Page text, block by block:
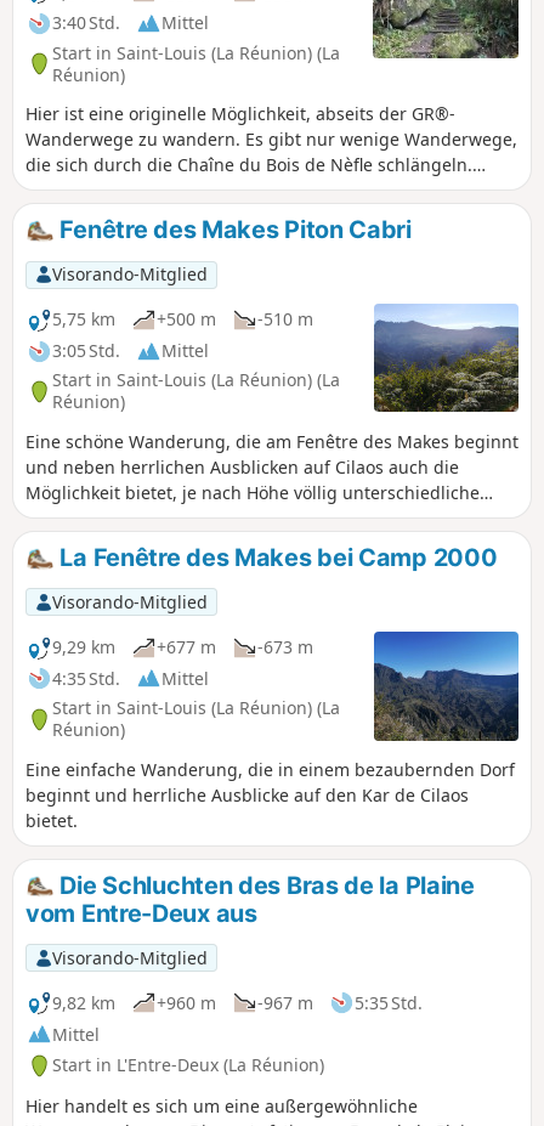
verstehen.
3:40 Std.
Mittel
Start in Saint-Louis (La Réunion) (La
Réunion)
Hier ist eine originelle Möglichkeit, abseits der GR®-
Wanderwege zu wandern. Es gibt nur wenige Wanderwege,
die sich durch die Chaîne du Bois de Nèfle schlängeln.
Diese Route führt Sie durch einen dichten Wald mit bunten
Baumarten ins Herz dieses Gebirges und bietet einige
Ausblicke auf den Süden der Insel und die Makes.
Außerdem wurde am Ende der Wanderung ein
Picknickplatz eingerichtet. Diese Route sollte bei
Regenwetter gemieden werden!
Fenêtre des Makes Piton Cabri
Visorando-Mitglied
5,75 km
+500 m
-510 m
3:05 Std.
Mittel
Start in Saint-Louis (La Réunion) (La
Réunion)
Eine schöne Wanderung, die am Fenêtre des Makes beginnt
und neben herrlichen Ausblicken auf Cilaos auch die
Möglichkeit bietet, je nach Höhe völlig unterschiedliche
Vegetationen zu entdecken.
La Fenêtre des Makes bei Camp 2000
Visorando-Mitglied
9,29 km
+677 m
-673 m
4:35 Std.
Mittel
Start in Saint-Louis (La Réunion) (La
Réunion)
Eine einfache Wanderung, die in einem bezaubernden Dorf
beginnt und herrliche Ausblicke auf den Kar de Cilaos
bietet.
Die Schluchten des Bras de la Plaine
vom Entre-Deux aus
Visorando-Mitglied
9,82 km
+960 m -967 m
5:35 Std.
Mittel
Start in L'Entre-Deux (La Réunion)
Hier handelt es sich um eine außergewöhnliche